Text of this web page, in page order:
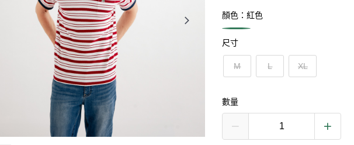
顏色：紅色
尺寸
M L XL
數量